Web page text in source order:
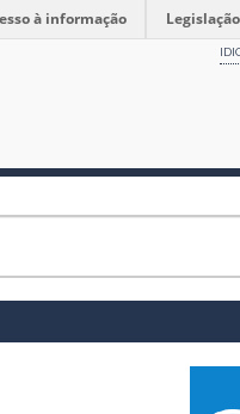
à informação Legislação